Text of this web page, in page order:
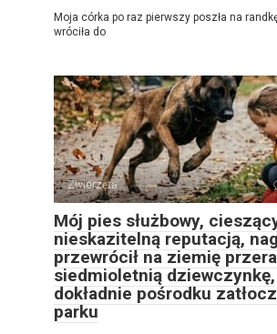
Moja córka po raz pierwszy poszła na
wróciła do
Zwierzęta
Mój pies służbowy,
nieskazitelną reputacją,
przewrócił na ziemię
siedmioletnią dziewczynkę,
dokładnie pośrodku
parku